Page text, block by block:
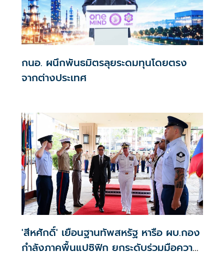
กนอ. ผนึกพันธมิตรลุยระดมทุนโดยตรง
จากต่างประเทศ
'สีหศักดิ์' เยือนฐานทัพสหรัฐ หารือ ผบ.กอง
กำลังภาคพื้นแปซิฟิก ยกระดับร่วมมือความ